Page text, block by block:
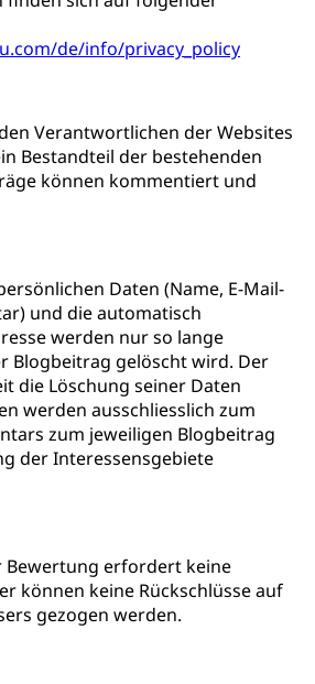
de/info/privacy_policy
Verantwortlichen der Websites
Bestandteil der bestehenden
können kommentiert und
Daten (Name, E-Mail-
und die automatisch
werden nur so lange
Blogbeitrag gelöscht wird. Der
die Löschung seiner Daten
werden ausschliesslich zum
zum jeweiligen Blogbeitrag
der Interessensgebiete
Bewertung erfordert keine
können keine Rückschlüsse auf
gezogen werden.